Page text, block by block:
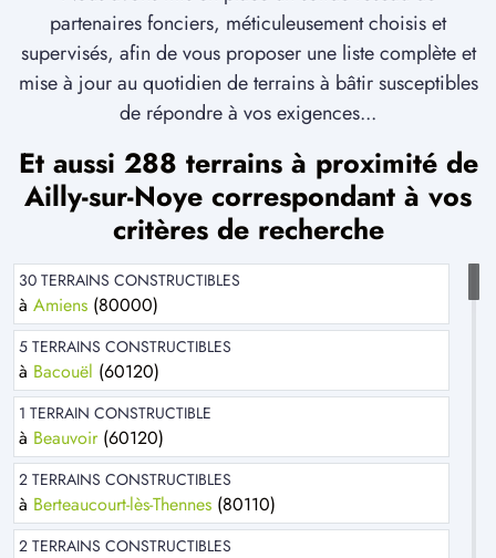
partenaires fonciers, méticuleusement choisis et
supervisés, afin de vous proposer une liste complète et
mise à jour au quotidien de terrains à bâtir susceptibles
de répondre à vos exigences...
Et aussi 288 terrains à proximité de
Ailly-sur-Noye correspondant à vos
critères de recherche
30 TERRAINS CONSTRUCTIBLES
à Amiens (80000)
5 TERRAINS CONSTRUCTIBLES
à Bacouël (60120)
1 TERRAIN CONSTRUCTIBLE
à Beauvoir(60120)
2 TERRAINS CONSTRUCTIBLES
à Berteaucourt-lès-Thennes (80110)
2 TERRAINS CONSTRUCTIBLES